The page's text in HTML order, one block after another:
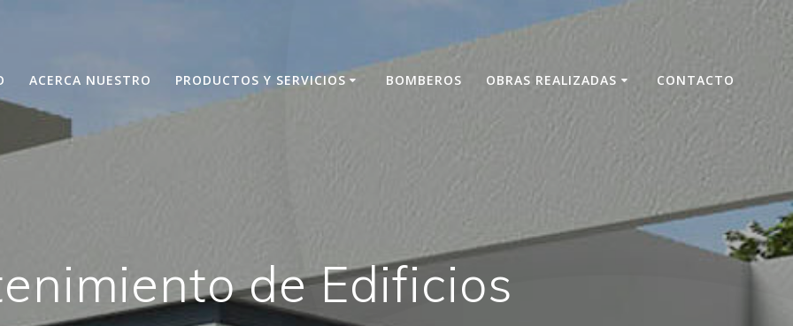
ACERCA NUESTRO PRODUCTOS Y SERVICIOS BOMBEROS OBRAS REALIZADAS CONTACTO
de Edificios